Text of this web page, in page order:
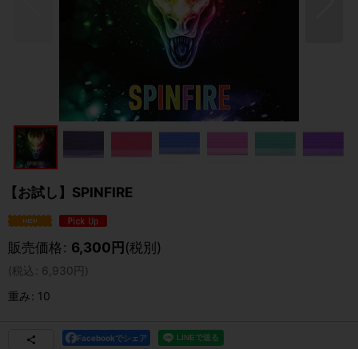
【お試し】SPINFIRE
販売価格: 6,300 円 (税別)
(税込 : 6,930円 )
重み: 10
Facebookでシェア